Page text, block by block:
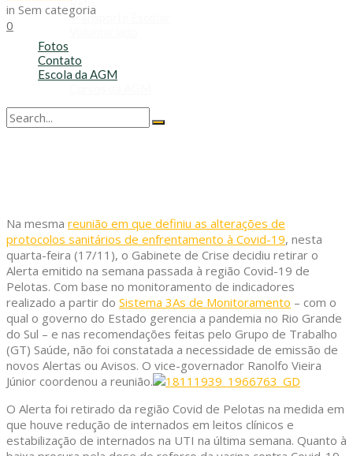
Refis
Transporte Escolar
Fotos
Contato
Escola da AGM
in Sem categoria
0
Na mesma reunião em que definiu as alterações de
protocolos sanitários de enfrentamento à Covid-19, nesta
quarta-feira (17/11), o Gabinete de Crise decidiu retirar o
Alerta emitido na semana passada à região Covid-19 de
Pelotas. Com base no monitoramento de indicadores
realizado a partir do Sistema 3As de Monitoramento – com o
qual o governo do Estado gerencia a pandemia no Rio Grande
do Sul – e nas recomendações feitas pelo Grupo de Trabalho
(GT) Saúde, não foi constatada a necessidade de emissão de
novos Alertas ou Avisos. O vice-governador Ranolfo Vieira
Júnior coordenou a reunião.
O Alerta foi retirado da região Covid de Pelotas na medida em
que houve redução de internados em leitos clínicos e
estabilização de internados na UTI na última semana. Quanto à